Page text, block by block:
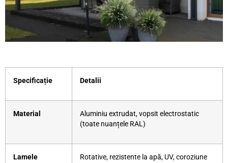
Specificație Detalii
Material
Aluminiu extrudat, vopsit electrostatic
(toate nuanțele RAL)
Lamele Rotative, rezistente la apă, UV, coroziune